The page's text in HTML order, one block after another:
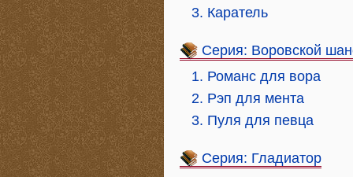
3. Каратель
Серия: Воровской
1. Романс для вора
2. Рэп для мента
3. Пуля для певца
Серия: Гладиатор